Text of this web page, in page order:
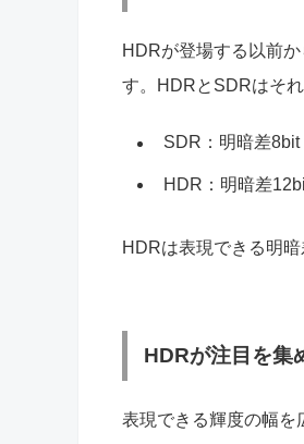
HDRが登場する以前
す。HDRとSDRはそ
SDR：明暗差
HDR：明暗差
HDRは表現できる明
HDRが注目を集
表現できる輝度の幅を